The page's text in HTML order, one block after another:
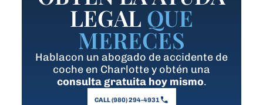
LEGAL QUE
MERECES
Hablacon un abogado de accidente de
coche en Charlotte y obtén una
consulta gratuita hoy mismo.
CALL (980) 294-4931